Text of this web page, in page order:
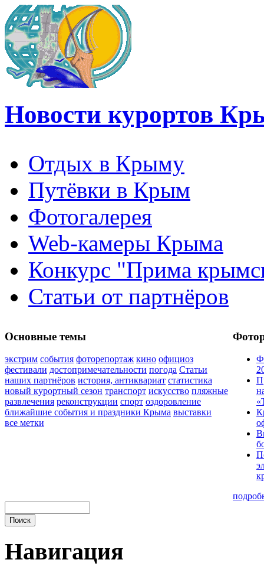
Новости курортов
Отдых в Крыму
Путёвки в Крым
Фотогалерея
Web-камеры Крыма
Конкурс "Прима
Статьи от партнёров
Основные темы
экстрим события фоторепортаж кино официоз
фестивали достопримечательности погода Статьи
наших партнёров история, антиквариат статистика
новый курортный сезон транспорт искусство пляжные
развлечения реконструкции спорт оздоровление
ближайшие события и праздники Крыма выставки
все метки
Навигация